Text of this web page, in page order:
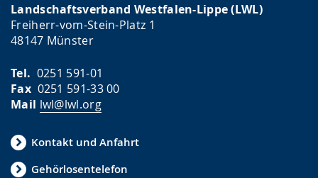
Landschaftsverband Westfalen-Lippe (LWL)
Freiherr-vom-Stein-Platz 1
48147 Münster
Tel. 0251 591-01
Fax0251 591-33 00
Mail lwl@lwl.org
Kontakt und Anfahrt
Gehörlosentelefon